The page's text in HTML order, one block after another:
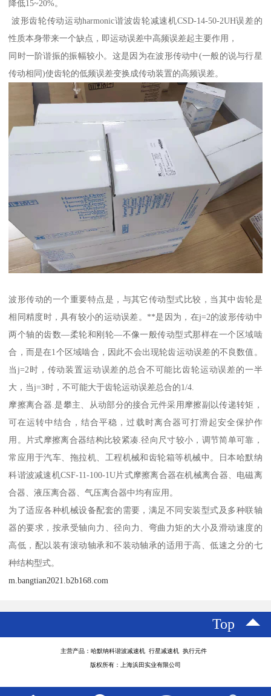
降低15~20%。
波形齿轮传动运动harmonic谐波齿轮减速机CSD-14-50-2UH误差的
性质本身带来一个缺点，即运动误差中高频误差起主要作用，
同时一阶谐振的振幅较小。这是因为在波形传动中(一般的说与行星
传动相同)使齿轮的低频误差变换成传动装置的高频误差。
波形传动的一个重要特点是，与其它传动型式比较，当其中齿轮是
相同精度时，具有较小的运动误差。**是因为，在j=2的波形传动中
两个轴的齿数—柔轮和刚轮—不像一般传动型式那样在一个区域啮
合，而是在1个区域啮合，因此不会出现轮齿运动误差的不良数值。
当j=2时，传动装置运动误差的总合不可能比齿轮运动误差的一半
大，当j=3时，不可能大于齿轮运动误差总合的1/4.
摩擦离合器.是攀主、从动部分的接合元件采用摩擦副以传递转矩，
可在运转中结合，结合平稳，过载时离合器可打滑起安全保护作
用。片式摩擦离合器结构比较紧凑.径向尺寸较小，调节简单可靠，
常应用于汽车、拖拉机、工程机械和齿轮箱等机械中。日本哈默纳
科谐波减速机CSF-11-100-1U片式摩擦离合器在机械离合器、电磁离
合器、液压离合器、气压离合器中均有应用。
为了适应各种机械设备配套的需要，满足不同安装型式及多种联轴
器的要求，按承受轴向力、径向力、弯曲力矩的大小及滑动速度的
高低，配以装有滚动轴承和不装动轴承的适用于高、低速之分的七
种结构型式。
m.bangtian2021.b2b168.com
Top
主营产品：哈默纳科谐波减速机 行星减速机 执行元件
版权所有：上海浜田实业有限公司